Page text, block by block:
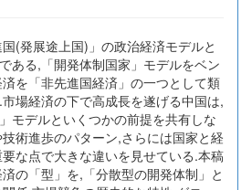
(発展途上国)」の政治経済モデルと
ある,「開発体制国家」モデルをベン
を「非先進国経済」の一つとして類
場経済の下で高成長を遂げる中国は,
モデルといくつかの前提を共有しな
術進歩のパターン,さらには国家と経
な点で大きな違いを見せている.本稿
の「型」を,「分散型の開発体制」と